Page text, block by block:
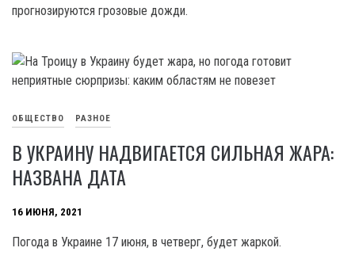
прогнозируются грозовые дожди.
ОБЩЕСТВО РАЗНОЕ
В УКРАИНУ НАДВИГАЕТСЯ СИЛЬНАЯ ЖАРА:
НАЗВАНА ДАТА
16 ИЮНЯ, 2021
Погода в Украине 17 июня, в четверг, будет жаркой.